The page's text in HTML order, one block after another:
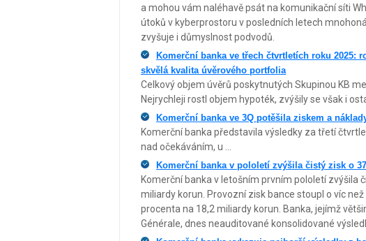
a mohou vám naléhavě psát na komunikační síti
útoků v kyberprostoru v posledních letech
zvyšuje i důmyslnost podvodů.
Komerční banka ve třech čtvrtletích roku 2025:
skvělá kvalita úvěrového portfolia
Celkový objem úvěrů poskytnutých Skupinou KB
Nejrychleji rostl objem hypoték, zvýšily se však i
Komerční banka ve 3Q potěšila ziskem a
Komerční banka představila výsledky za třetí
nad očekáváním, u ...
Komerční banka v pololetí zvýšila čistý zisk o
Komerční banka v letošním prvním pololetí zvýšila
miliardy korun. Provozní zisk bance stoupl o víc
procenta na 18,2 miliardy korun. Banka, jejímž
Générale, dnes neauditované konsolidované